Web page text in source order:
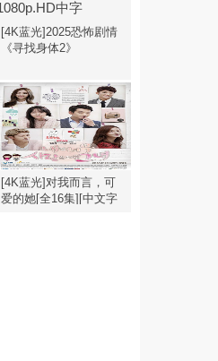
[4K蓝光]2025恐怖剧情
《寻找身体2》
[4K蓝光]对我而言，可
爱的她[全16集][中文字